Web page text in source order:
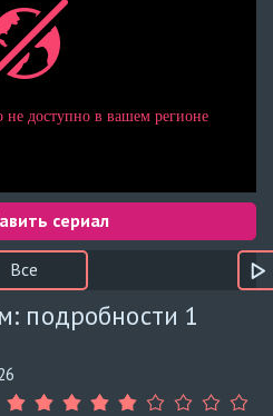
сериал
Все
подробности 1